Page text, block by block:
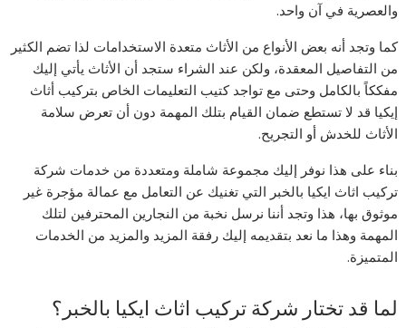
والعصرية في آن واحد.
كما وتجد أنه بعض الأنواع من الأثاث متعدة الاستخدامات لذا تضم الكثير
من التفاصيل المعقدة، ولكن عند الشراء ستجد أن الأثاث يأتي إليك
مفككاً بالكامل وحتى مع تواجد كتيب التعليمات الخاص بتركيب أثاث
إيكيا قد لا تستطع ضمان القيام بتلك المهمة دون أن تعرض سلامة
الأثاث للخدش أو التجريح.
بناء على هذا نوفر إليك مجموعة شاملة ومتعددة من خدمات شركة
تركيب اثاث ايكيا بالخبر التي تغنيك عن التعامل مع عمالة مؤجرة غير
موثوق بها، هذا وتجد أننا نرسل نخبة من النجارين المحترفين لتلك
المهمة وهذا ما نعد بتقديمه إليك رفقة المزيد والمزيد من الخدمات
المتميزة.
لما قد تختار شركة تركيب اثاث ايكيا بالخبر؟